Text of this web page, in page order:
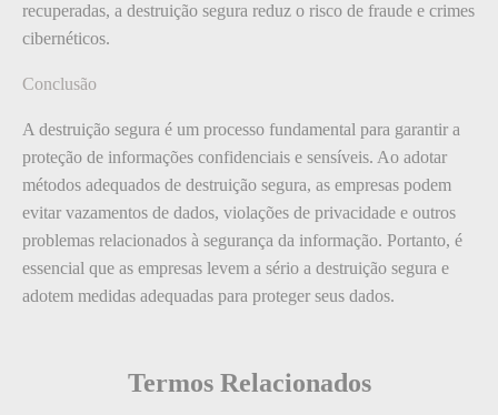
recuperadas, a destruição segura reduz o risco de fraude e crimes
cibernéticos.
Conclusão
A destruição segura é um processo fundamental para garantir a
proteção de informações confidenciais e sensíveis. Ao adotar
métodos adequados de destruição segura, as empresas podem
evitar vazamentos de dados, violações de privacidade e outros
problemas relacionados à segurança da informação. Portanto, é
essencial que as empresas levem a sério a destruição segura e
adotem medidas adequadas para proteger seus dados.
Termos Relacionados